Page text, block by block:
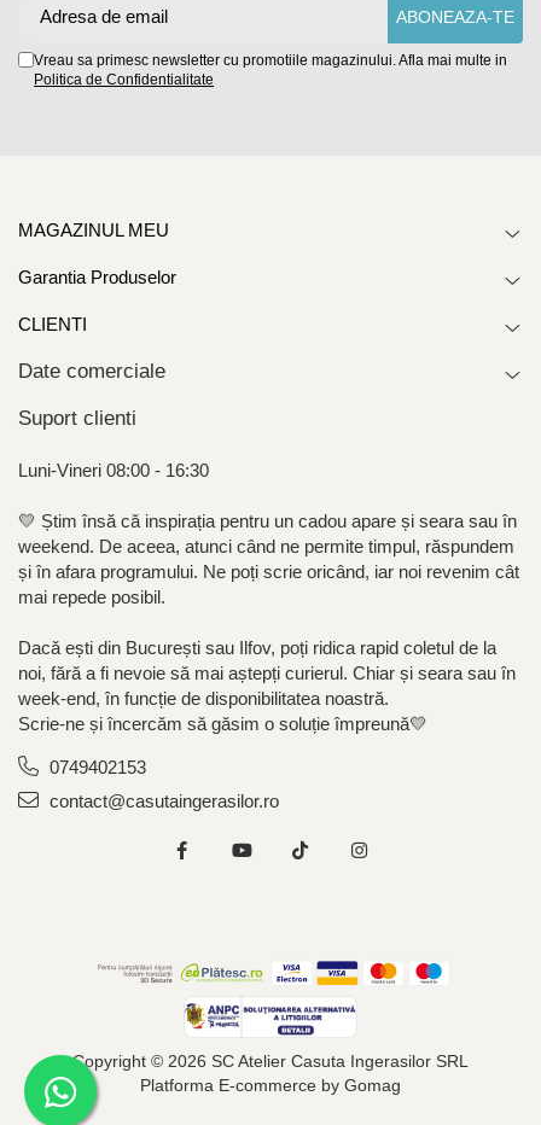
Vreau sa primesc newsletter cu promotiile magazinului. Afla mai multe in
Politica de Confidentialitate
MAGAZINUL MEU
Garantia Produselor
CLIENTI
Date comerciale
Suport clienti
Luni-Vineri 08:00 - 16:30
💛 Știm însă că inspirația pentru un cadou apare și seara sau în
weekend. De aceea, atunci când ne permite timpul, răspundem
și în afara programului. Ne poți scrie oricând, iar noi revenim cât
mai repede posibil.
Dacă ești din București sau Ilfov, poți ridica rapid coletul de la
noi, fără a fi nevoie să mai aștepți curierul. Chiar și seara sau în
week-end, în funcție de disponibilitatea noastră.
Scrie-ne și încercăm să găsim o soluție împreună💛
0749402153
contact@casutaingerasilor.ro
Copyright © 2026 SC Atelier Casuta Ingerasilor SRL
Platforma E-commerce by Gomag